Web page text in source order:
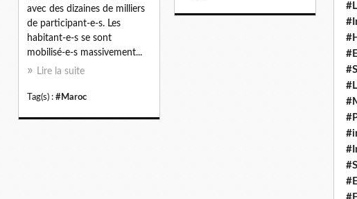
avec des dizaines de milliers
de participant-e-s. Les
habitant-e-s se sont
mobilisé-e-s massivement...
Lire la suite
Tag(s) : #Maroc